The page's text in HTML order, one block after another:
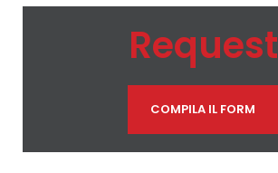
Request
COMPILA IL FORM